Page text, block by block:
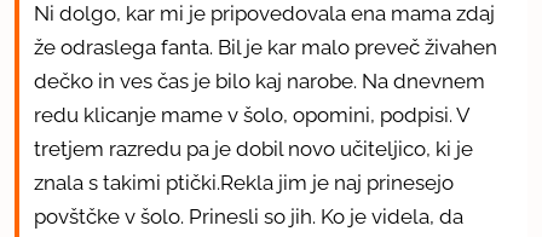
Ni dolgo, kar mi je pripovedovala ena mama zdaj
že odraslega fanta. Bil je kar malo preveč živahen
dečko in ves čas je bilo kaj narobe. Na dnevnem
redu klicanje mame v šolo, opomini, podpisi. V
tretjem razredu pa je dobil novo učiteljico, ki je
znala s takimi ptički.Rekla jim je naj prinesejo
povštčke v šolo. Prinesli so jih. Ko je videla, da